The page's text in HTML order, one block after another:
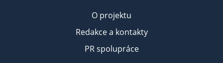
O projektu
Redakce a kontakty
PR spolupráce